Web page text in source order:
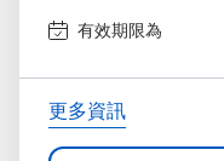
有效期限為
更多資訊